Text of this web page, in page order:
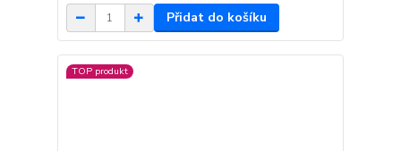
Přidat do košíku
TOP produkt